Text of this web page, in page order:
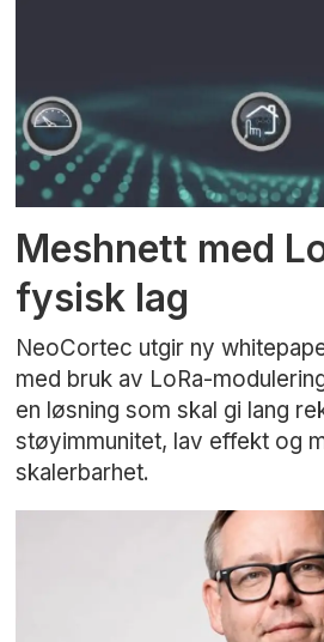
Meshnett med
fysisk lag
NeoCortec utgir ny
med bruk av LoRa-
en løsning som skal gi lang
støyimmunitet, lav effekt og
skalerbarhet.